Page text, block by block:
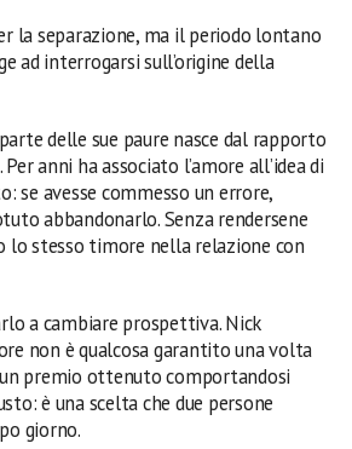
la separazione, ma il periodo lontano
ad interrogarsi sull’origine della
delle sue paure nasce dal rapporto
anni ha associato l’amore all’idea di
se avesse commesso un errore,
abbandonarlo. Senza rendersene
lo stesso timore nella relazione con
a cambiare prospettiva. Nick
non è qualcosa garantito una volta
premio ottenuto comportandosi
è una scelta che due persone
giorno.